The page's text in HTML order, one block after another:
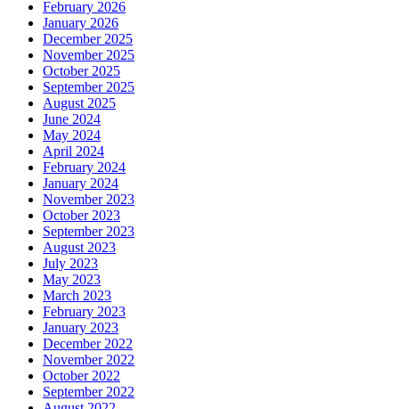
February 2026
January 2026
December 2025
November 2025
October 2025
September 2025
August 2025
June 2024
May 2024
April 2024
February 2024
January 2024
November 2023
October 2023
September 2023
August 2023
July 2023
May 2023
March 2023
February 2023
January 2023
December 2022
November 2022
October 2022
September 2022